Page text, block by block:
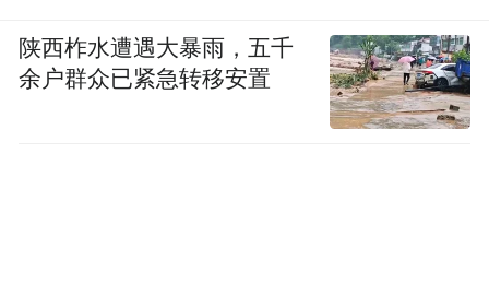
陕西柞水遭遇大暴雨，五千
余户群众已紧急转移安置